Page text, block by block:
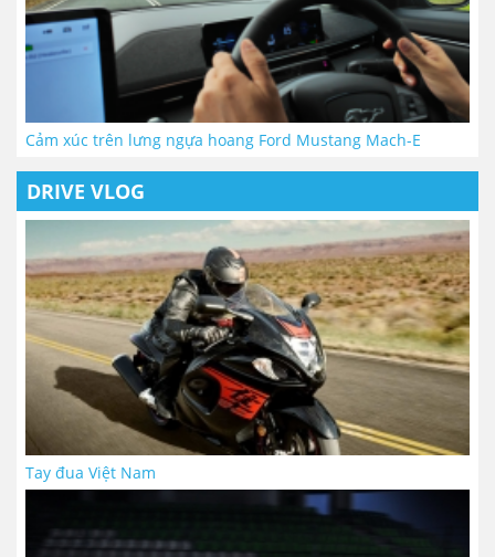
Cảm xúc trên lưng ngựa hoang Ford Mustang Mach-E
DRIVE VLOG
Tay đua Việt Nam